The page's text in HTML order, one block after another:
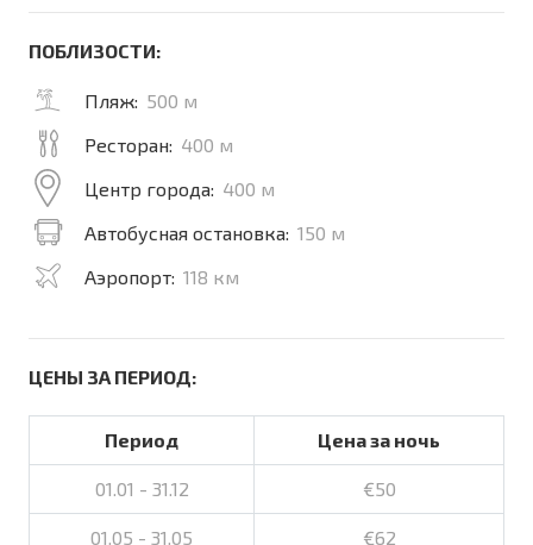
ПОБЛИЗОСТИ:
Пляж: 500 м
Ресторан: 400 м
Центр города: 400 м
Автобусная остановка: 150 м
Аэропорт: 118 км
ЦЕНЫ ЗА ПЕРИОД:
Период Цена за ночь
01.01 - 31.12 €50
01.05 - 31.05 €62